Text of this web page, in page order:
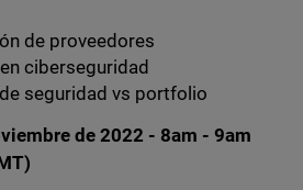
de proveedores
ciberseguridad
seguridad vs portfolio
de 2022 - 8am - 9am